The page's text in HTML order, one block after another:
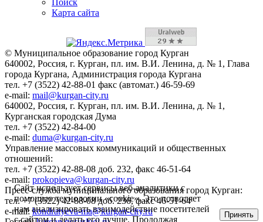
Поиск
Карта сайта
© Муниципальное образование город Курган
640002, Россия, г. Курган, пл. им. В.И. Ленина, д. № 1, Глава
города Кургана, Администрация города Кургана
тел. +7 (3522) 42-88-01 факс (автомат.) 46-59-69
e-mail: mail@kurgan-city.ru
640002, Россия, г. Курган, пл. им. В.И. Ленина, д. № 1,
Курганская городская Дума
тел. +7 (3522) 42-84-00
e-mail: duma@kurgan-city.ru
Управление массовых коммуникаций и общественных
отношений:
тел. +7 (3522) 42-88-08 доб. 232, факс 46-51-64
e-mail: prokopieva@kurgan-city.ru
Пресс-служба муниципального образования город Курган:
тел. +7 (3522) 42-88-08 доб. 236, факс 46-51-64
e-mail:kondratyeva-ma@kurgan-city.ru
Сайт использует сервисы веб-аналитики с
помощью технологии «cookie». Это позволяет
нам анализировать взаимодействие посетителей
с сайтом и делать его лучше. Продолжая
Принять